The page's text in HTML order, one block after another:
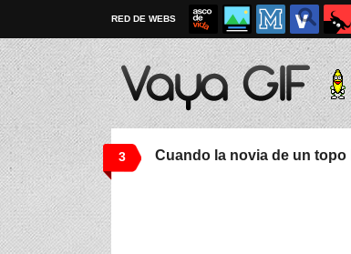
RED DE WEBS
3 Cuando la novia de un